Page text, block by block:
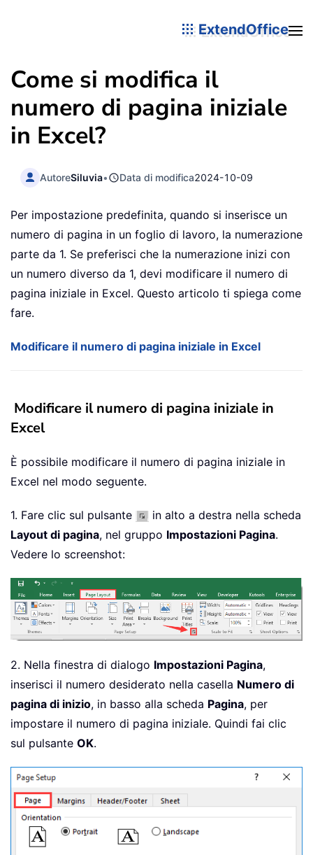
ExtendOffice
Come si modifica il
numero di pagina iniziale
in Excel?
AutoreSiluvia• Data di modifica2024-10-09
Per impostazione predefinita, quando si inserisce un
numero di pagina in un foglio di lavoro, la numerazione
parte da 1. Se preferisci che la numerazione inizi con
un numero diverso da 1, devi modificare il numero di
pagina iniziale in Excel. Questo articolo ti spiega come
fare.
Modificare il numero di pagina iniziale in Excel
Modificare il numero di pagina iniziale in
Excel
È possibile modificare il numero di pagina iniziale in
Excel nel modo seguente.
1. Fare clic sul pulsante
in alto a destra nella scheda
Layout di pagina, nel gruppo Impostazioni Pagina.
Vedere lo screenshot:
2. Nella finestra di dialogo Impostazioni Pagina,
inserisci il numero desiderato nella casella Numero di
pagina di inizio, in basso alla scheda Pagina, per
impostare il numero di pagina iniziale. Quindi fai clic
sul pulsante OK.